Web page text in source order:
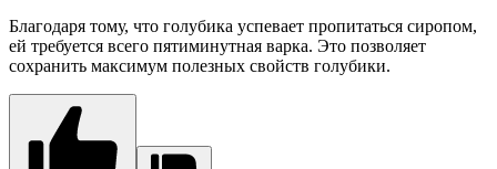
Благодаря тому, что голубика успевает пропитаться сиропом,
ей требуется всего пятиминутная варка. Это позволяет
сохранить максимум полезных свойств голубики.